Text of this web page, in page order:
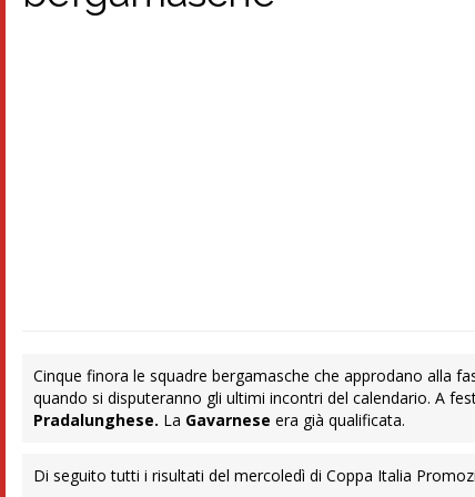
Cinque finora le squadre bergamasche che approdano alla
quando si disputeranno gli ultimi incontri del calendario. A
Pradalunghese. La Gavarneseera già qualificata.
Di seguito tutti i risultati del mercoledì di Coppa Italia